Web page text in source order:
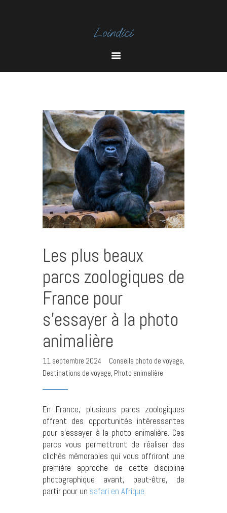
T
A
O
U
T
U
B
E
Les plus beaux
parcs zoologiques de
France pour
s’essayer à la photo
animalière
11 septembre 2024 Conseils photo de voyage,
Destinations de voyage, Photo animalière
En France, plusieurs parcs zoologiques
offrent des opportunités intéressantes
pour s’essayer à la photo animalière. Ces
parcs vous permettront de réaliser des
clichés mémorables qui vous offriront une
première approche de cette discipline
photographique avant, peut-être, de
partir pour un safari en Afrique.